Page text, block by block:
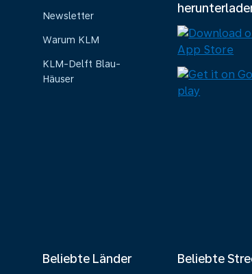
Newsletter
Warum KLM
KLM-Delft Blau-
Häuser
Beliebte Länder Beliebte